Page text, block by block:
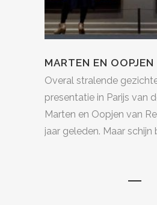
MARTEN EN OOPJEN
Overal stralende
presentatie in Parijs van
Marten en Oopjen van
jaar geleden. Maar schijn